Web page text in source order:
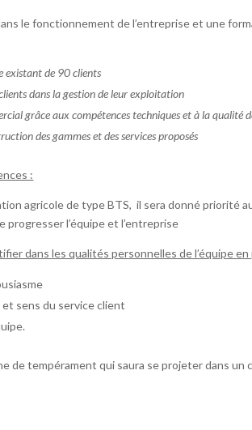
le fonctionnement de l’entreprise et une
existant de 90 clients
dans la gestion de leur exploitation
grâce aux compétences techniques et à la qualité
des gammes et des services proposés
:
agricole de type BTS, il sera donné priorité
progresser l’équipe et l’entreprise
dans les qualités personnelles de l’équipe en
sens du service client
de tempérament qui saura se projeter dans